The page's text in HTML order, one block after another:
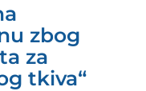
zbog
za
tkiva“